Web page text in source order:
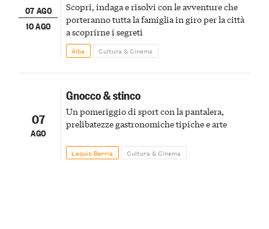
07 AGO
10 AGO
Scopri, indaga e risolvi con le avventure che
porteranno tutta la famiglia in giro per la città
a scoprirne i segreti
Alba Cultura & Cinema
07
AGO
Gnocco & stinco
Un pomeriggio di sport con la pantalera,
prelibatezze gastronomiche tipiche e arte
Lequio Berria Cultura & Cinema